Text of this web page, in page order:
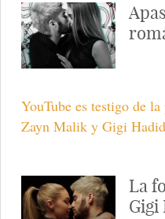
YouTube es testigo de
Zayn Malik y Gigi
La
Gigi